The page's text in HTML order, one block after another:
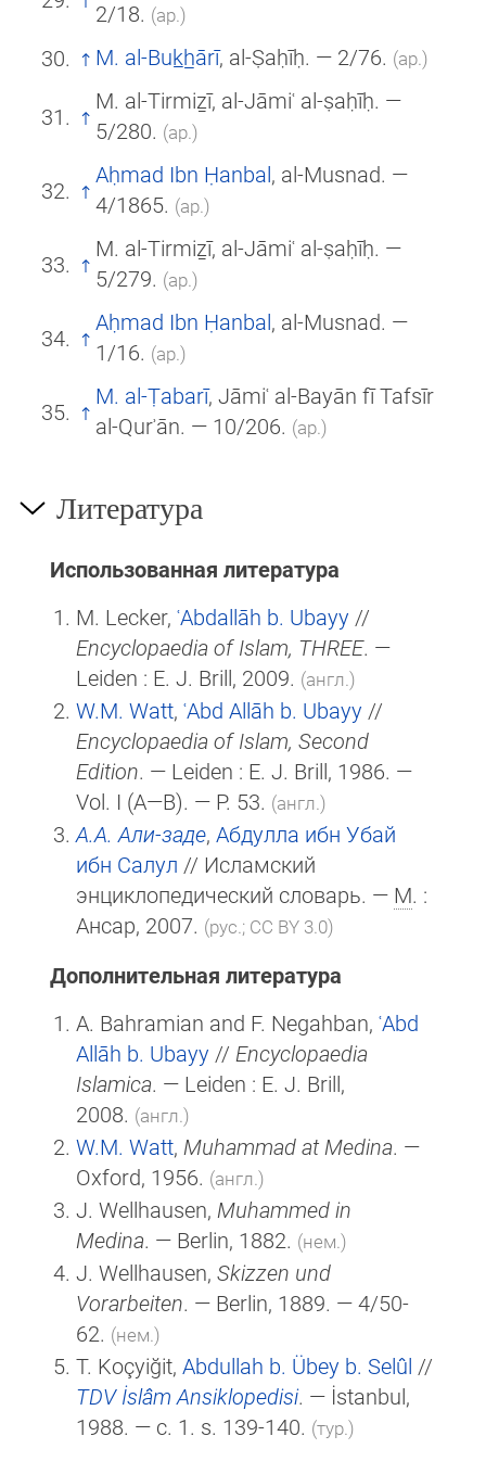
2/18. (ар.)
M. al-Buk̲h̲ārī, al-Ṣaḥīḥ. — 2/76. (ар.)
M. al-Tirmiẕī, al-Jāmiʿ al-ṣaḥīḥ. —
5/280. (ар.)
Aḥmad Ibn Ḥanbal, al-Musnad. —
4/1865. (ар.)
M. al-Tirmiẕī, al-Jāmiʿ al-ṣaḥīḥ. —
5/279. (ар.)
Aḥmad Ibn Ḥanbal, al-Musnad. —
1/16. (ар.)
M. al-Ṭabarī, Jāmiʿ al-Bayān fī Tafsīr
al-Qurʾān. — 10/206. (ар.)
Литература
Использованная литература
M. Lecker, ʿAbdallāh b. Ubayy //
Encyclopaedia of Islam, THREE. —
Leiden : E. J. Brill, 2009. (англ.)
W.M. Watt, ʿAbd Allāh b. Ubayy //
Encyclopaedia of Islam, Second
Edition. — Leiden : E. J. Brill, 1986. —
Vol. I (A—B). — P. 53. (англ.)
А.А. Али-заде, Абдулла ибн Убай
ибн Салул // Исламский
энциклопедический словарь. — М. :
Ансар, 2007. (рус.; CC BY 3.0)
Дополнительная литература
A. Bahramian and F. Negahban, ʿAbd
Allāh b. Ubayy // Encyclopaedia
Islamica. — Leiden : E. J. Brill,
2008. (англ.)
W.M. Watt, Muhammad at Medina. —
Oxford, 1956. (англ.)
J. Wellhausen, Muhammed in
Medina. — Berlin, 1882. (нем.)
J. Wellhausen, Skizzen und
Vorarbeiten. — Berlin, 1889. — 4/50-
62. (нем.)
T. Koçyiğit, Abdullah b. Übey b. Selûl //
TDV İslâm Ansiklopedisi. — İstanbul,
1988. — c. 1. s. 139-140. (тур.)